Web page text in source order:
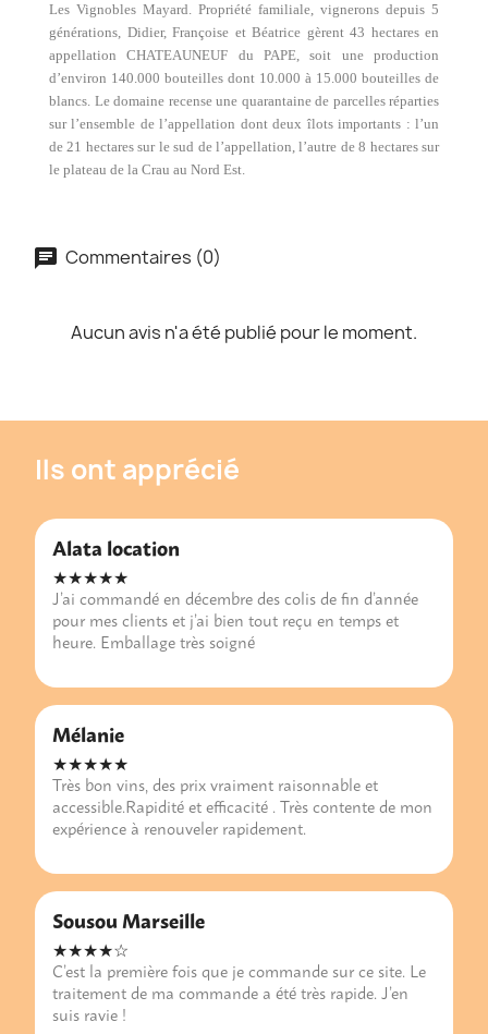
Les Vignobles Mayard. Propriété familiale, vignerons depuis 5
générations, Didier, Françoise et Béatrice gèrent 43 hectaresen
appellation CHATEAUNEUF du PAPE, soit une production
d’environ 140.000 bouteilles dont 10.000 à 15.000 bouteilles de
blancs. Le domaine recense une quarantaine de parcelles réparties
sur l’ensemble de l’appellation dont deux îlots importants : l’un
de21 hectaressur le sud de l’appellation, l’autre de8 hectaressur
le plateau de la Crau au Nord Est.
Commentaires (0)
Aucun avis n'a été publié pour le moment.
Ils ont apprécié
Alata location
★★★★★
J’ai commandé en décembre des colis de fin d’année
pour mes clients et j’ai bien tout reçu en temps et
heure. Emballage très soigné
Mélanie
★★★★★
Très bon vins, des prix vraiment raisonnable et
accessible.Rapidité et efficacité . Très contente de mon
expérience à renouveler rapidement.
Sousou Marseille
★★★★☆
C’est la première fois que je commande sur ce site. Le
traitement de ma commande a été très rapide. J’en
suis ravie !